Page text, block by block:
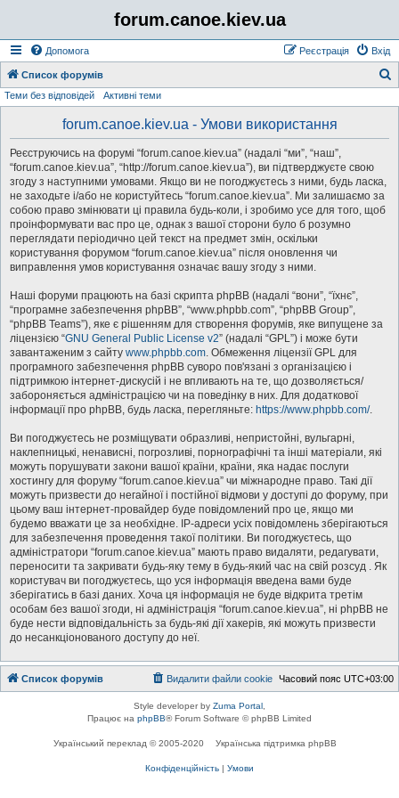
forum.canoe.kiev.ua
Допомога Вхід
Реєстрація
Список форумів
Теми без відповідей Активні теми
forum.canoe.kiev.ua - Умови використання
Реєструючись на форумі “forum.canoe.kiev.ua” (надалі “ми”, “наш”,
“forum.canoe.kiev.ua”, “http://forum.canoe.kiev.ua”), ви підтверджуєте свою
згоду з наступними умовами. Якщо ви не погоджуєтесь з ними, будь ласка,
не заходьте і/або не користуйтесь “forum.canoe.kiev.ua”. Ми залишаємо за
собою право змінювати ці правила будь-коли, і зробимо усе для того, щоб
проінформувати вас про це, однак з вашої сторони було б розумно
переглядати періодично цей текст на предмет змін, оскільки
користування форумом “forum.canoe.kiev.ua” після оновлення чи
виправлення умов користування означає вашу згоду з ними.
Наші форуми працюють на базі скрипта phpBB (надалі “вони”, “їхнє”,
“програмне забезпечення phpBB”, “www.phpbb.com”, “phpBB Group”,
“phpBB Teams”), яке є рішенням для створення форумів, яке випущене за
ліцензією “GNU General Public License v2” (надалі “GPL”) і може бути
завантаженим з сайту www.phpbb.com. Обмеження ліцензії GPL для
програмного забезпечення phpBB суворо пов'язані з організацією і
підтримкою інтернет-дискусій і не впливають на те, що дозволяється/
забороняється адміністрацією чи на поведінку в них. Для додаткової
інформації про phpBB, будь ласка, перегляньте: https://www.phpbb.com/.
Ви погоджуєтесь не розміщувати образливі, непристойні, вульгарні,
наклепницькі, ненависні, погрозливі, порнографічні та інші матеріали, які
можуть порушувати закони вашої країни, країни, яка надає послуги
хостингу для форуму “forum.canoe.kiev.ua” чи міжнародне право. Такі дії
можуть призвести до негайної і постійної відмови у доступі до форуму, при
цьому ваш інтернет-провайдер буде повідомлений про це, якщо ми
будемо вважати це за необхідне. IP-адреси усіх повідомлень зберігаються
для забезпечення проведення такої політики. Ви погоджуєтесь, що
адміністратори “forum.canoe.kiev.ua” мають право видаляти, редагувати,
переносити та закривати будь-яку тему в будь-який час на свій розсуд . Як
користувач ви погоджуєтесь, що уся інформація введена вами буде
зберігатись в базі даних. Хоча ця інформація не буде відкрита третім
особам без вашої згоди, ні адміністрація “forum.canoe.kiev.ua”, ні phpBB не
буде нести відповідальність за будь-які дії хакерів, які можуть призвести
до несанкціонованого доступу до неї.
Список форумів Часовий пояс UTC+03:00
Видалити файли cookie
Style developer by Zuma Portal
Працює на phpBB® Forum Software © phpBB Limited
Український переклад © 2005-2020 Українська підтримка phpBB
Конфіденційність | Умови